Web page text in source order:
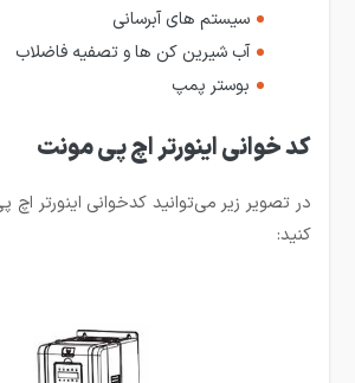
سیستم های آبرسانی
آب شیرین کن ها و تصفیه فاضلاب
بوستر پمپ
کد خوانی اینورتر اچ پی مونت
در تصویر زیر می‌توانید کدخوانی اینورتر
کنید: